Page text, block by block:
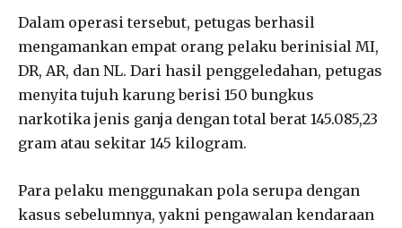
Dalam operasi tersebut, petugas berhasil
mengamankan empat orang pelaku berinisial MI,
DR, AR, dan NL. Dari hasil penggeledahan, petugas
menyita tujuh karung berisi 150 bungkus
narkotika jenis ganja dengan total berat 145.085,23
gram atau sekitar 145 kilogram.
Para pelaku menggunakan pola serupa dengan
kasus sebelumnya, yakni pengawalan kendaraan